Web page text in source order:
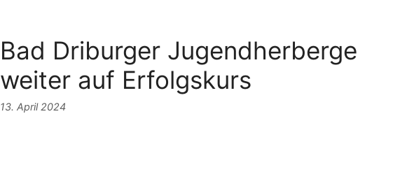
Bad Driburger Jugendherberge
weiter auf Erfolgskurs
13. April 2024